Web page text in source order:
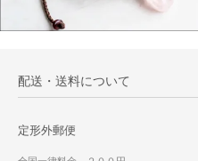
配送・送料について
定形外郵便